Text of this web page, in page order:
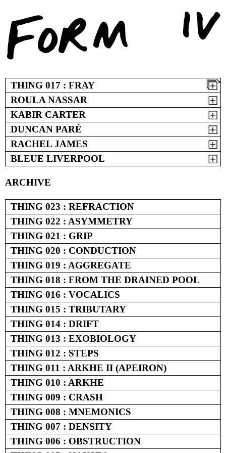
content
THING 017 : FRAY
ROULA NASSAR
KABIR CARTER
DUNCAN PARÉ
RACHEL JAMES
BLEUE LIVERPOOL
ARCHIVE
THING 023 : REFRACTION
THING 022 : ASYMMETRY
THING 021 : GRIP
THING 020 : CONDUCTION
THING 019 : AGGREGATE
THING 018 : FROM THE DRAINED POOL
THING 016 : VOCALICS
THING 015 : TRIBUTARY
THING 014 : DRIFT
THING 013 : EXOBIOLOGY
THING 012 : STEPS
THING 011 : ARKHE II (APEIRON)
THING 010 : ARKHE
THING 009 : CRASH
THING 008 : MNEMONICS
THING 007 : DENSITY
THING 006 : OBSTRUCTION